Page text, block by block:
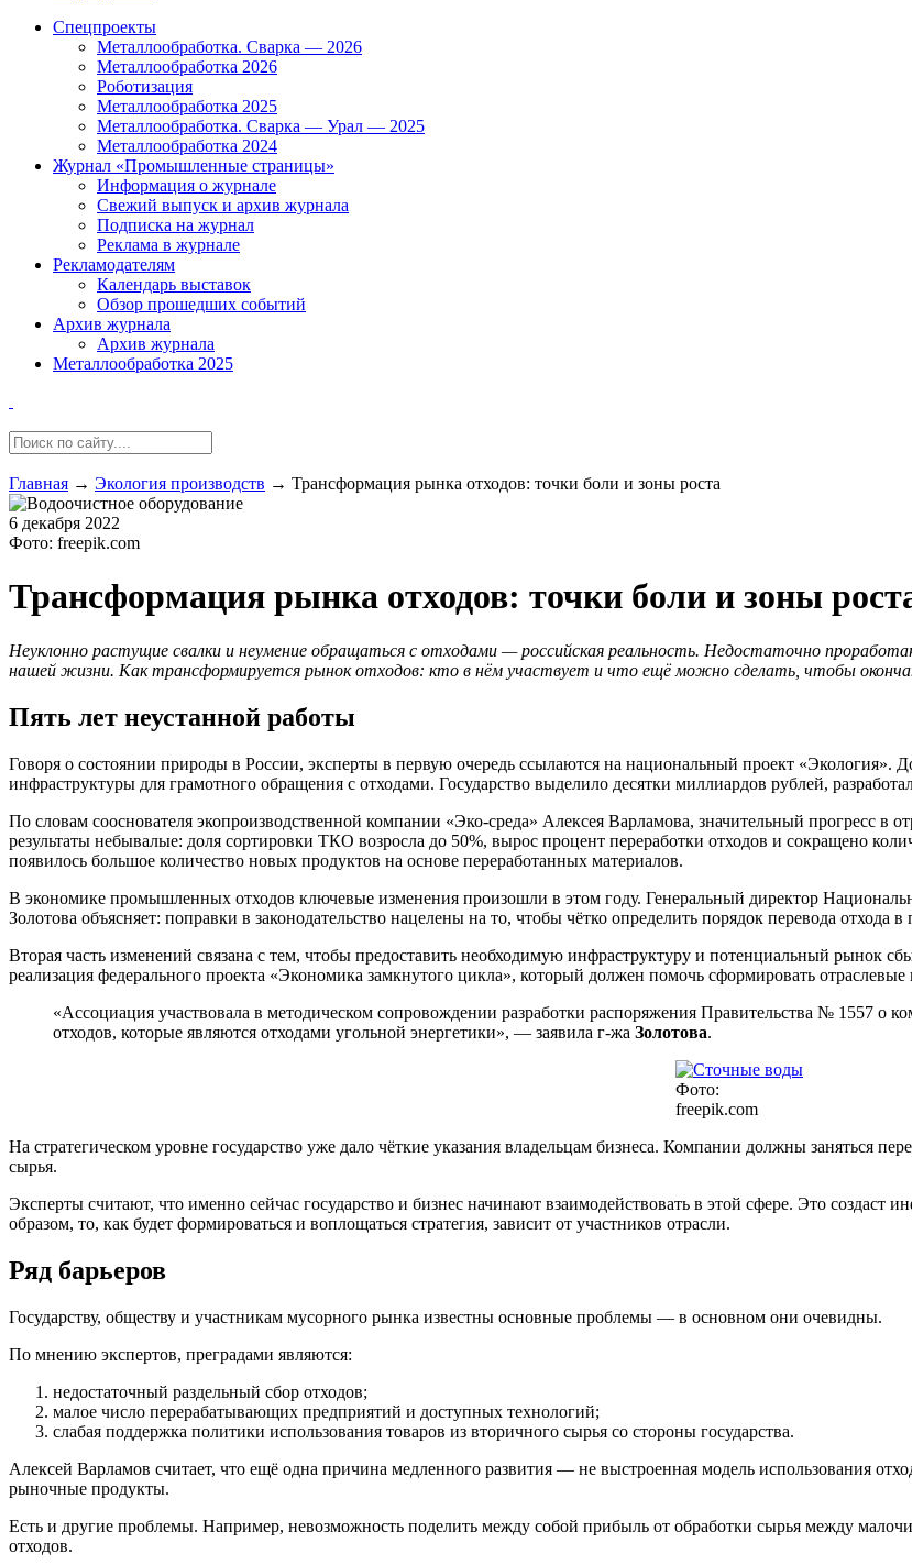
Спецпроекты
Металлообработка. Сварка — 2026
Металлообработка 2026
Роботизация
Металлообработка 2025
Металлообработка. Сварка — Урал — 2025
Металлообработка 2024
Журнал «Промышленные страницы»
Информация о журнале
Свежий выпуск и архив журнала
Подписка на журнал
Реклама в журнале
Рекламодателям
Календарь выставок
Обзор прошедших событий
Архив журнала
Архив журнала
Металлообработка 2025
Главная → Экология производств → Трансформация рынка отходов: точки боли и зоны роста
6 декабря 2022
Фото: freepik.com
Трансформация рынка отходов: точки боли и зоны
Неуклонно растущие свалки и неумение обращаться с отходами — российская реальность. Недостаточно
нашей жизни. Как трансформируется рынок отходов: кто в нём участвует и что ещё можно сделать, чтобы
Пять лет неустанной работы
Говоря о состоянии природы в России, эксперты в первую очередь ссылаются на национальный проект
инфраструктуры для грамотного обращения с отходами. Государство выделило десятки миллиардов рублей,
По словам сооснователя экопроизводственной компании «Эко-среда» Алексея Варламова, значительный прогресс в
результаты небывалые: доля сортировки ТКО возросла до 50%, вырос процент переработки отходов и сокращено
появилось большое количество новых продуктов на основе переработанных материалов.
В экономике промышленных отходов ключевые изменения произошли в этом году. Генеральный директор
Золотова объясняет: поправки в законодательство нацелены на то, чтобы чётко определить порядок перевода отхода в
Вторая часть изменений связана с тем, чтобы предоставить необходимую инфраструктуру и потенциальный рынок
реализация федерального проекта «Экономика замкнутого цикла», который должен помочь сформировать
«Ассоциация участвовала в методическом сопровождении разработки распоряжения Правительства № 1557 о
отходов, которые являются отходами угольной энергетики», — заявила г-жа Золотова.
Фото:
freepik.com
На стратегическом уровне государство уже дало чёткие указания владельцам бизнеса. Компании должны заняться
сырья.
Эксперты считают, что именно сейчас государство и бизнес начинают взаимодействовать в этой сфере. Это создаст
образом, то, как будет формироваться и воплощаться стратегия, зависит от участников отрасли.
Ряд барьеров
Государству, обществу и участникам мусорного рынка известны основные проблемы — в основном они очевидны.
По мнению экспертов, преградами являются:
недостаточный раздельный сбор отходов;
малое число перерабатывающих предприятий и доступных технологий;
слабая поддержка политики использования товаров из вторичного сырья со стороны государства.
Алексей Варламов считает, что ещё одна причина медленного развития — не выстроенная модель использования
рыночные продукты.
Есть и другие проблемы. Например, невозможность поделить между собой прибыль от обработки сырья между
отходов.